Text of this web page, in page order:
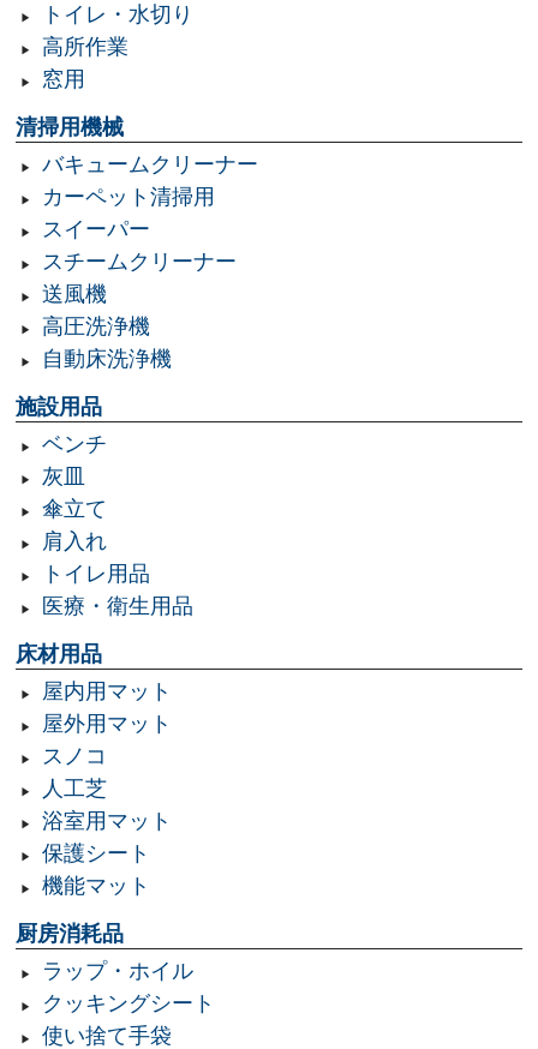
トイレ・水切り
高所作業
窓用
清掃用機械
バキュームクリーナー
カーペット清掃用
スイーパー
スチームクリーナー
送風機
高圧洗浄機
自動床洗浄機
施設用品
ベンチ
灰皿
傘立て
肩入れ
トイレ用品
医療・衛生用品
床材用品
屋内用マット
屋外用マット
スノコ
人工芝
浴室用マット
保護シート
機能マット
厨房消耗品
ラップ・ホイル
クッキングシート
使い捨て手袋